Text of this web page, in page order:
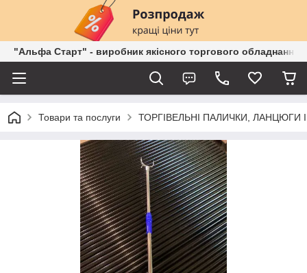
"Альфа Старт" - виробник якісного торгового обладнання
Товари та послуги ТОРГІВЕЛЬНІ ПАЛИЧКИ, ЛАНЦЮГИ